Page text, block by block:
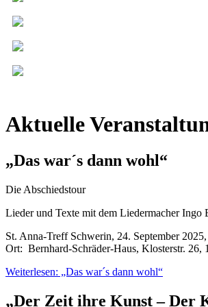
Aktuelle
„Das war´s dann wohl“
Die Abschiedstour
Lieder und Texte mit dem Liedermacher Ingo
St. Anna-Treff Schwerin, 24. September
Ort: Bernhard-Schräder-Haus, Klosterstr. 26,
Weiterlesen: „Das war´s dann wohl“
„Der Zeit ihre Kunst – Der